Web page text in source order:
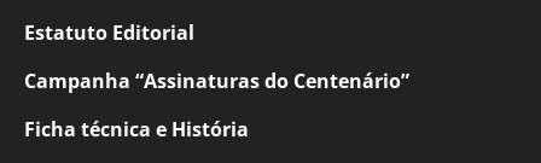
Estatuto Editorial
Campanha “Assinaturas do Centenário”
Ficha técnica e História